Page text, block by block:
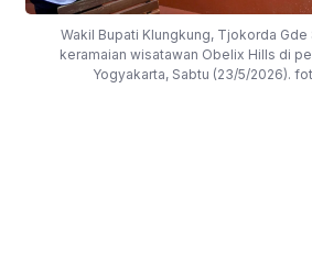
Wakil Bupati Klungkung, Tjokorda Gde
keramaian wisatawan Obelix Hills di
Yogyakarta, Sabtu (23/5/2026).